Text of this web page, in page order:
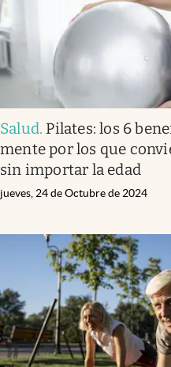
Salud. Pilates: los 6
mente por los que
sin importar la edad
jueves, 24 de Octubre de 2024